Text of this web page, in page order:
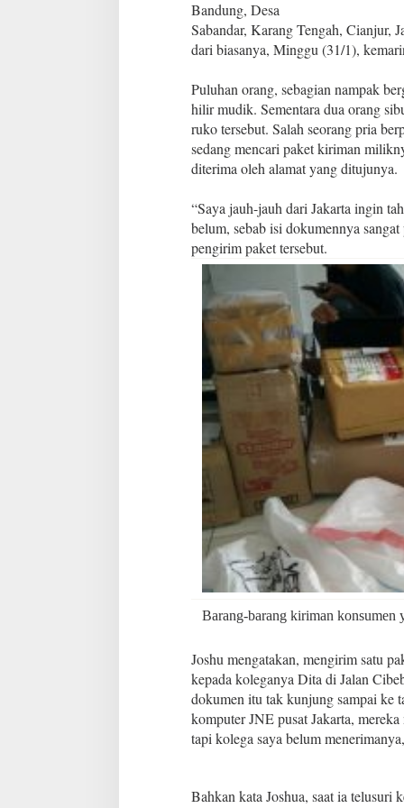
a
h
u
R
i
m
b
a
n
Bandung, Desa
Sabandar, Karang Tengah, Cianjur,
dari biasanya, Minggu (31/1),
Puluhan orang, sebagian nampak
hilir mudik. Sementara dua orang
ruko tersebut. Salah seorang pria
sedang mencari paket kiriman
diterima oleh alamat yang ditujunya.
“Saya jauh-jauh dari Jakarta ingin
belum, sebab isi dokumennya
pengirim paket tersebut.
Barang-barang kiriman konsumen
Joshu mengatakan, mengirim satu
kepada koleganya Dita di Jalan
dokumen itu tak kunjung sampai ke
komputer JNE pusat Jakarta,
tapi kolega saya belum
Bahkan kata Joshua, saat ia telusuri